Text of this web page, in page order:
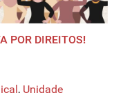
POR DIREITOS!
, Unidade